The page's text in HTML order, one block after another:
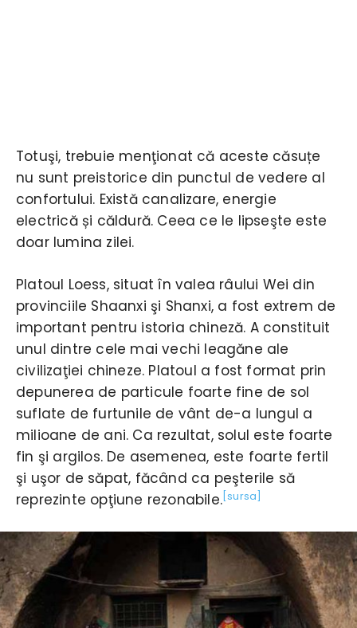
Totuşi, trebuie menţionat că aceste căsuțe
nu sunt preistorice din punctul de vedere al
confortului. Există canalizare, energie
electrică și căldură. Ceea ce le lipseşte este
doar lumina zilei.
Platoul Loess, situat în valea râului Wei din
provinciile Shaanxi şi Shanxi, a fost extrem de
important pentru istoria chineză. A constituit
unul dintre cele mai vechi leagăne ale
civilizaţiei chineze. Platoul a fost format prin
depunerea de particule foarte fine de sol
suflate de furtunile de vânt de-a lungul a
milioane de ani. Ca rezultat, solul este foarte
fin şi argilos. De asemenea, este foarte fertil
şi uşor de săpat, făcând ca peşterile să
reprezinte opţiune rezonabile. [sursa]